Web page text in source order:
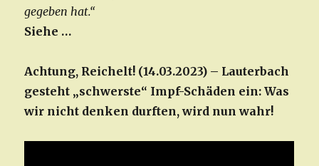
gegeben hat.“
Siehe …
Achtung, Reichelt! (14.03.2023) – Lauterbach
gesteht „schwerste“ Impf-Schäden ein: Was
wir nicht denken durften, wird nun wahr!